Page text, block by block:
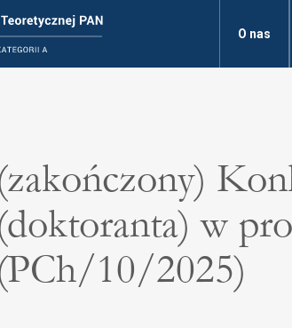
O nas
w
10/2025)